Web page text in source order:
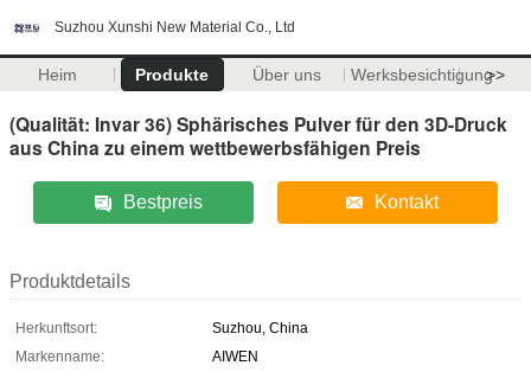
Suzhou Xunshi New Material Co., Ltd
Heim Produkte Über uns Werksbesichtigung>>
(Qualität: Invar 36) Sphärisches Pulver für den 3D-Druck
aus China zu einem wettbewerbsfähigen Preis
Bestpreis Kontakt
Produktdetails
Herkunftsort:
Suzhou, China
Markenname:
AIWEN